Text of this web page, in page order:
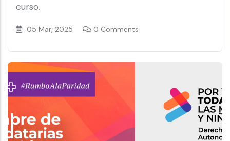
curso.
05 Mar, 2025 0 Comments